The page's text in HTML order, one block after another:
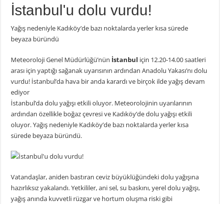
İstanbul'u dolu vurdu!
Yağış nedeniyle Kadıköy’de bazı noktalarda yerler kısa sürede
beyaza büründü
Meteoroloji Genel Müdürlüğü’nün İstanbul için 12.20-14.00 saatleri
arası için yaptığı sağanak uyarısının ardından Anadolu Yakası’nı dolu
vurdu! İstanbul’da hava bir anda karardı ve birçok ilde yağış devam
ediyor
İstanbul’da dolu yağışı etkili oluyor. Meteorolojinin uyarılarının
ardından özellikle boğaz çevresi ve Kadıköy’de dolu yağışı etkili
oluyor. Yağış nedeniyle Kadıköy’de bazı noktalarda yerler kısa
sürede beyaza büründü.
Vatandaşlar, aniden bastıran ceviz büyüklüğündeki dolu yağışına
hazırlıksız yakalandı. Yetkililer, ani sel, su baskını, yerel dolu yağışı,
yağış anında kuvvetli rüzgar ve hortum oluşma riski gibi